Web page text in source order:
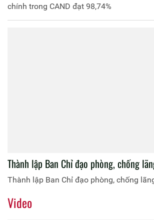
chính trong CAND đạt 98,74%
Thành lập Ban Chỉ đạo phòng, chống
Thành lập Ban Chỉ đạo phòng, chống
Video